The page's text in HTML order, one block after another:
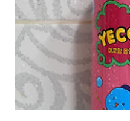
의 꿈을 현실로 만들어 드릴 것입니
한 기능을 갖춘 RG353V는 레트로..